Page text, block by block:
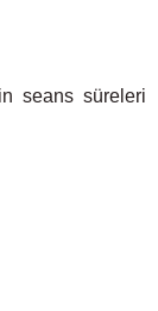
seans süreleri